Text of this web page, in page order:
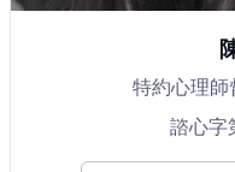
特約心理
諮心字